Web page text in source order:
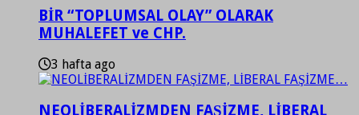
BİR “TOPLUMSAL OLAY” OLARAK
MUHALEFET ve CHP.
3 hafta ago
NEOLİBERALİZMDEN FAŞİZME, LİBERAL